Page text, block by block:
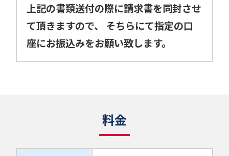
上記の書類送付の際に請求書を同封させ
て頂きますので、 そちらにて指定の口
座にお振込みをお願い致します。
料金